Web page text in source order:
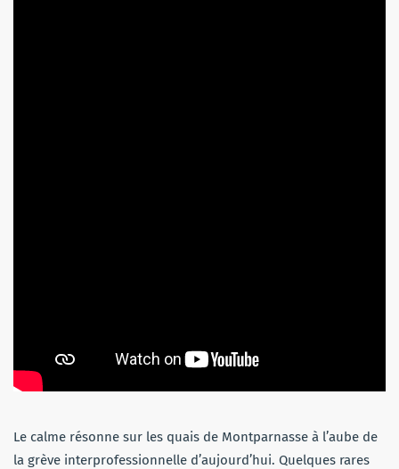
Le calme résonne sur les quais de Montparnasse à l’aube de
la grève interprofessionnelle d’aujourd’hui. Quelques rares